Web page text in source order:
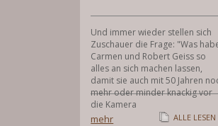
Und immer wieder stellen sich
Zuschauer die Frage: "Was
Carmen und Robert Geiss so
alles an sich machen lassen,
damit sie auch mit 50 Jahren
mehr oder minder knackig vor
die Kamera
mehr ALLE LESEN